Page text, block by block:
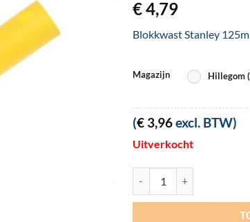
€4,79
Blokkwast Stanley
Magazijn Hillegom
(€ 3,96excl. BTW)
Uitverkocht